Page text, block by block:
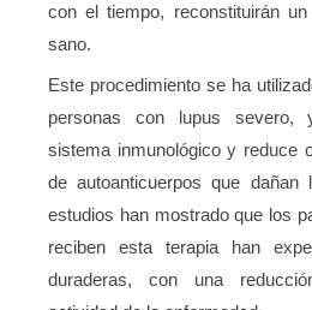
con el tiempo, reconstituirán
sano.
Este procedimiento se ha
personas con lupus severo,
sistema inmunológico y reduce
de autoanticuerpos que dañan
estudios han mostrado que los
reciben esta terapia han
duraderas, con una